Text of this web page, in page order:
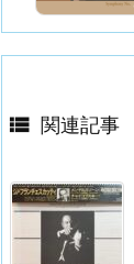
 関連記事